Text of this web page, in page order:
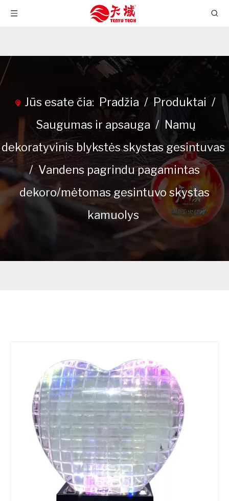
Jūs esate čia: Pradžia / Produktai /
Saugumas ir apsauga / Namų
dekoratyvinis blykstės skystas gesintuvas
/ Vandens pagrindu pagamintas
dekoro/mėtomas gesintuvo skystas
kamuolys